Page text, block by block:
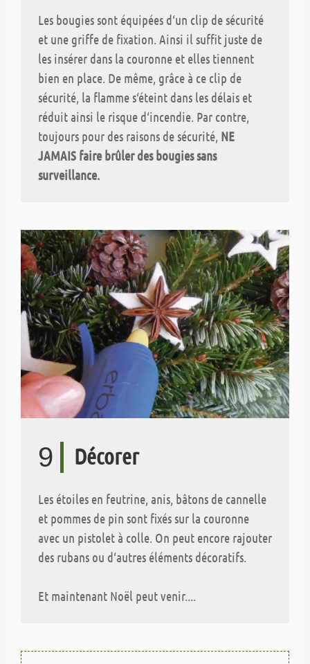
Les bougies sont équipées d‘un clip de sécurité
et une griffe de fixation. Ainsi il suffit juste de
les insérer dans la couronne et elles tiennent
bien en place. De même, grâce à ce clip de
sécurité, la flamme s‘éteint dans les délais et
réduit ainsi le risque d‘incendie. Par contre,
toujours pour des raisons de sécurité, NE
JAMAIS faire brûler des bougies sans
surveillance.
9 Décorer
Les étoiles en feutrine, anis, bâtons de cannelle
et pommes de pin sont fixés sur la couronne
avec un pistolet à colle. On peut encore rajouter
des rubans ou d‘autres éléments décoratifs.
Et maintenant Noël peut venir....